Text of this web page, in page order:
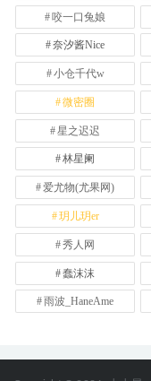
咬一口兔娘
奈汐酱Nice
小仓千代w
微密圈
星之迟迟
林星阑
爱尤物(尤果网)
玥儿玥er
秀人网
蠢沫沫
雨波_HaneAme